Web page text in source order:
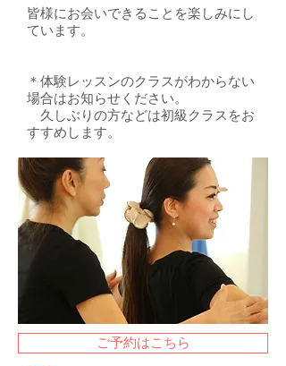
皆様にお会いできることを楽しみにし
ています。
＊体験レッスンのクラスがわからない
場合はお知らせください。
​ 久しぶりの方などは初級クラスをお
すすめします。
ご予約はこちら